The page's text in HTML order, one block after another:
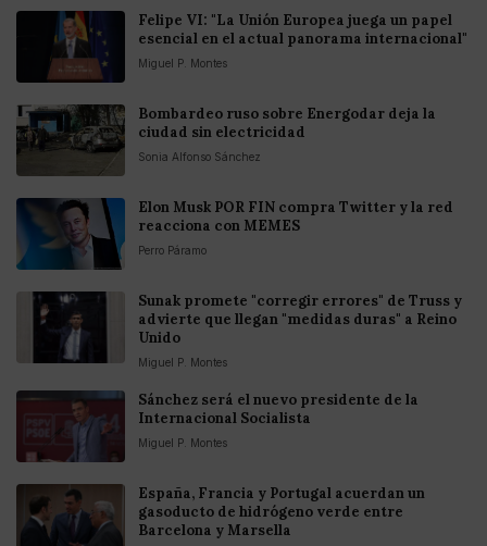
Felipe VI: "La Unión Europea juega un papel
esencial en el actual panorama internacional"
Miguel P. Montes
Bombardeo ruso sobre Energodar deja la
ciudad sin electricidad
Sonia Alfonso Sánchez
Elon Musk POR FIN compra Twitter y la red
reacciona con MEMES
Perro Páramo
Sunak promete "corregir errores" de Truss y
advierte que llegan "medidas duras" a Reino
Unido
Miguel P. Montes
Sánchez será el nuevo presidente de la
Internacional Socialista
Miguel P. Montes
España, Francia y Portugal acuerdan un
gasoducto de hidrógeno verde entre
Barcelona y Marsella